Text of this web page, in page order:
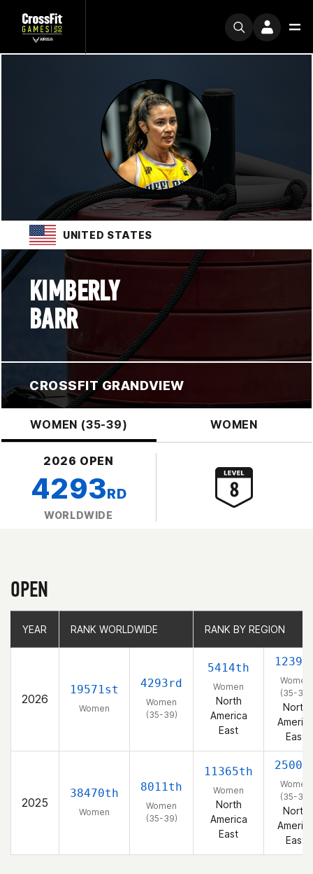
UNITED STATES
KIMBERLY
BARR
CROSSFIT GRANDVIEW
WOMEN (35-39) WOMEN
2026 OPEN
4293RD
WORLDWIDE
OPEN
YEAR RANK WORLDWIDE RANK BY REGION
2026
19571st
Women
4293rd
Women
(35-39)
5414th
Women
North
America
East
Women
(35-39)
North
East
2025
38470th
Women
8011th
Women
(35-39)
11365th
Women
North
America
East
Women
(35-39)
North
East
YEAR RANK WORLDWIDE RANK BY REGION